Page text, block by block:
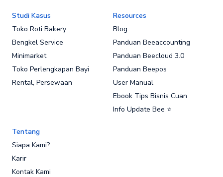
Studi Kasus
Toko Roti Bakery
Bengkel Service
Minimarket
Toko Perlengkapan Bayi
Rental, Persewaan
Resources
Blog
Panduan Beeaccounting
Panduan Beecloud 3.0
Panduan Beepos
User Manual
Ebook Tips Bisnis Cuan
Info Update Bee ⭐
Tentang
Siapa Kami?
Karir
Kontak Kami